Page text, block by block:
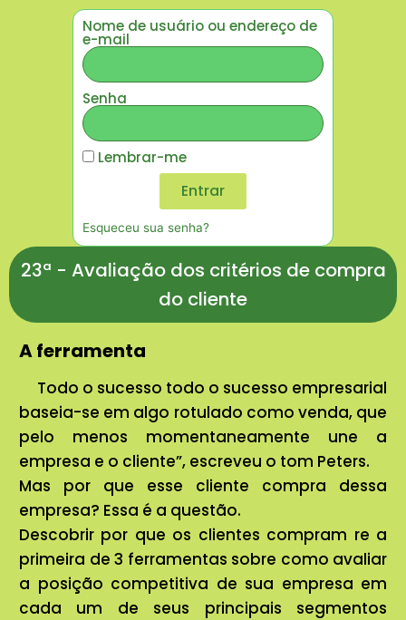
Nome de usuário ou endereço de
e-mail
Senha
Lembrar-me
Entrar
Esqueceu sua senha?
23ª - Avaliação dos critérios de compra
do cliente
A ferramenta
Todo o sucesso todo o sucesso empresarial
baseia-se em algo rotulado como venda, que
pelo menos momentaneamente une a
empresa e o cliente”, escreveu o tom Peters.
Mas por que esse cliente compra dessa
empresa? Essa é a questão.
Descobrir por que os clientes compram re a
primeira de 3 ferramentas sobre como avaliar
a posição competitiva de sua empresa em
cada um de seus principais segmentos